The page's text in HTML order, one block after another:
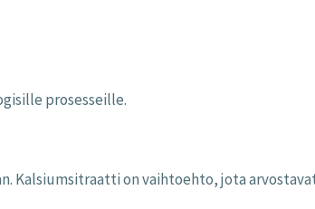
prosesseille.
Kalsiumsitraatti on vaihtoehto, jota